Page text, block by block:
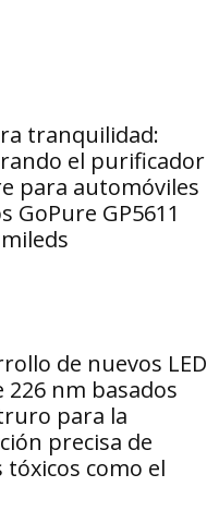
tranquilidad:
el purificador
para automóviles
GoPure GP5611
de nuevos LED
226 nm basados
para la
precisa de
tóxicos como el